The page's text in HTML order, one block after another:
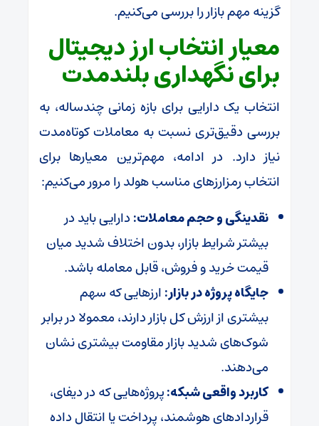
گزینه مهم بازار را بررسی می‌کنیم.
معیار انتخاب ارز دیجیتال
برای نگهداری بلندمدت
انتخاب یک دارایی برای بازه زمانی چندساله، به
بررسی دقیق‌تری نسبت به معاملات کوتاه‌مدت
نیاز دارد. در ادامه، مهم‌ترین معیارها برای
انتخاب رمزارزهای مناسب هولد را مرور می‌کنیم:
نقدینگی و حجم معاملات:دارایی باید در
بیشتر شرایط بازار، بدون اختلاف شدید میان
قیمت خرید و فروش، قابل معامله باشد.
جایگاه پروژه در بازار:ارزهایی که سهم
بیشتری از ارزش کل بازار دارند، معمولا در برابر
شوک‌های شدید بازار مقاومت بیشتری نشان
می‌دهند.
کاربرد واقعی شبکه:پروژه‌هایی که در دیفای،
قراردادهای هوشمند، پرداخت یا انتقال داده